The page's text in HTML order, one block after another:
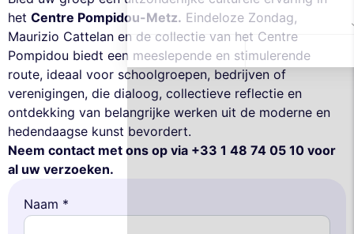
het Centre Pompidou-Metz. Eindeloze Zondag,
Maurizio Cattelan en de collectie van het Centre
Pompidou biedt een meeslepende en stimulerende
route, ideaal voor schoolgroepen, bedrijven of
verenigingen, die dialoog, collectieve reflectie en
ontdekking van belangrijke werken uit de moderne en
hedendaagse kunst bevordert.
Neem contact met ons op via +33 1 48 74 05 10 voor
al uw verzoeken.
Naam *